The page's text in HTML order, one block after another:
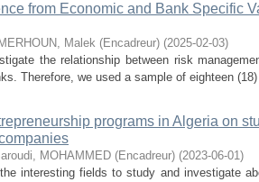
from Economic and Bank Specific
MERHOUN, Malek (Encadreur) (2025-02-03)
the relationship between risk
Therefore, we used a sample of eighteen
programs in Algeria on
MOHAMMED (Encadreur) (2023-06-01)
interesting fields to study and investigate